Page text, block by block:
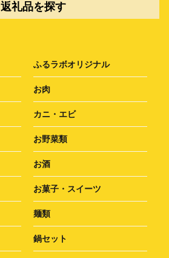
返礼品を探す
ふるラボオリジナル
お肉
カニ・エビ
お野菜類
お酒
お菓子・スイーツ
麺類
鍋セット